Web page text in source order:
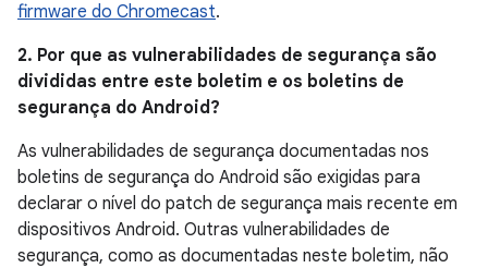
firmware do Chromecast.
2. Por que as vulnerabilidades de segurança são
divididas entre este boletim e os boletins de
segurança do Android?
As vulnerabilidades de segurança documentadas nos
boletins de segurança do Android são exigidas para
declarar o nível do patch de segurança mais recente em
dispositivos Android. Outras vulnerabilidades de
segurança, como as documentadas neste boletim, não